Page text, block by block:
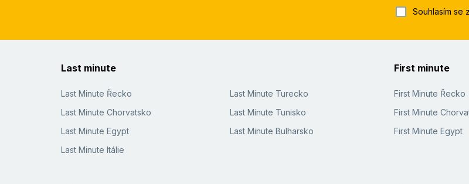
Souhlasím se
Last minute
Last Minute Řecko
Last Minute Chorvatsko
Last Minute Egypt
Last Minute Itálie
Last Minute Turecko
Last Minute Tunisko
Last Minute Bulharsko
First minute
First Minute Řecko
First Minute
First Minute Egypt